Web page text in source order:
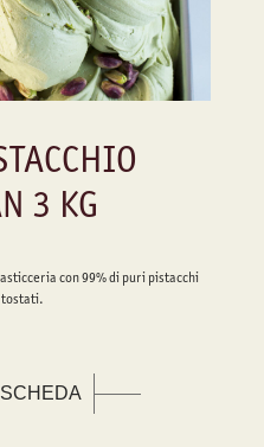
3 KG
con 99% di puri pistacchi
tostati.